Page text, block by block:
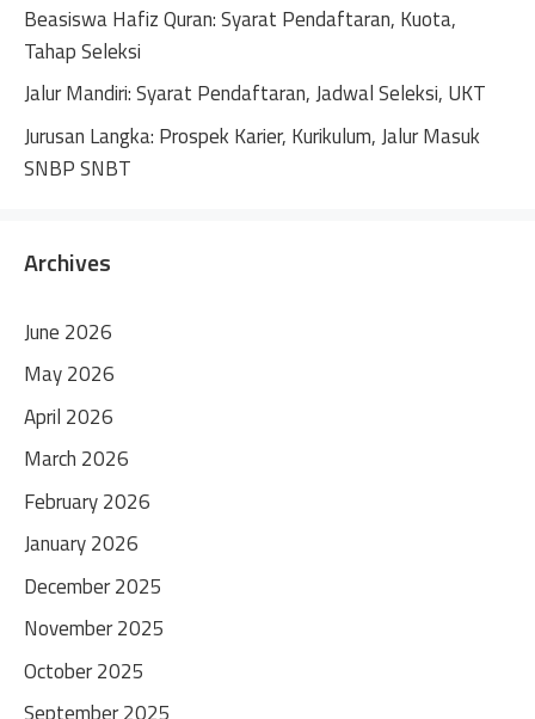
Beasiswa Hafiz Quran: Syarat Pendaftaran, Kuota,
Tahap Seleksi
Jalur Mandiri: Syarat Pendaftaran, Jadwal Seleksi, UKT
Jurusan Langka: Prospek Karier, Kurikulum, Jalur Masuk
SNBP SNBT
Archives
June 2026
May 2026
April 2026
March 2026
February 2026
January 2026
December 2025
November 2025
October 2025